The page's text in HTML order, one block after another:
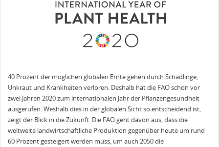
40 Prozent der möglichen globalen Ernte gehen durch Schädlinge,
Unkraut und Krankheiten verloren. Deshalb hat die FAO schon vor
zwei Jahren 2020 zum internationalen Jahr der Pflanzengesundheit
ausgerufen. Weshalb dies in der globalen Sicht so entscheidend ist,
zeigt der Blick in die Zukunft. Die FAO geht davon aus, dass die
weltweite landwirtschaftliche Produktion gegenüber heute um rund
60 Prozent gesteigert werden muss, um auch 2050 die